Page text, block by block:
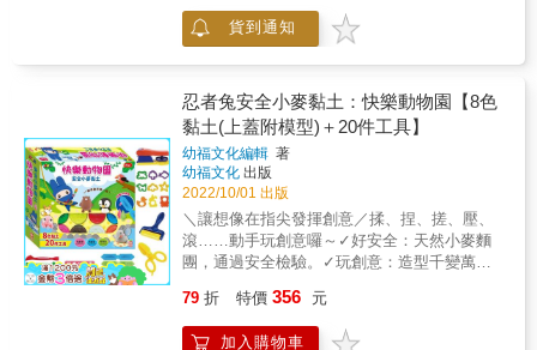
後，聯想創造出獨一無二的小故事。【內容
物】1.2公斤原色動力沙、隨機3件模具組
來體驗創作的樂趣，輕鬆變化出各種好吃食
物，，一起來當個快樂小廚師吧！孩子的力氣
小肌肉都可以充分運動，為將來學習握筆練字
打好基礎，運筆時更順暢。內容物：▲8色小麥
黏土：紅色、黃色、藍色、綠色、白色、橙
色、咖啡色、粉紅色（上蓋附模型）▲18件模
具：土司壓模 × 1、餐具 × 4、滾輪 × 1、刀子
× 3、食物壓模器 × 1、食物壓模器模具 × 3、
剪刀 × 1、擠麵器 × 1、食物容器 × 2、造型盤
子 × 1▲示範說明書產品特色：★培養認知與創
作力：訓練幼兒認識色彩與調色的基本理論，
啟發創作出不同特色作品。★激發手腦並用發
進動作與肌肉的協調性。★開發空間想像能
貨到通知
忍者兔安全小麥黏土：快樂動物園【8色
黏土(上蓋附模型)＋20件工具】
幼福文化編輯 著
幼福文化 出版
2022/10/01 出版
＼讓想像在指尖發揮創意／揉、捏、搓、壓、
滾……動手玩創意囉～✓好安全：天然小麥麵
團，通過安全檢驗。✓玩創意：造型千變萬
揉捏，輕鬆混色。自由發揮想像力及創造力，
來體驗創作的樂趣，輕鬆變化出各種可愛動
79 折 特價 356 元
加入購物車